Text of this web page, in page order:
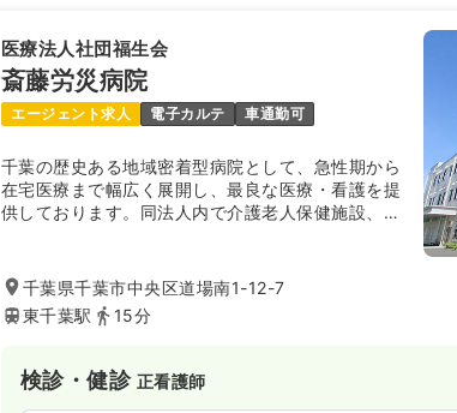
医療法人社団福生会
斎藤労災病院
エージェント求人 電子カルテ 車通勤可
千葉の歴史ある地域密着型病院として、急性期から
在宅医療まで幅広く展開し、最良な医療・看護を提
供しております。同法人内で介護老人保健施設、有
います。
千葉県千葉市中央区道場南1-12-7
東千葉駅
15分
検診・健診 正看護師